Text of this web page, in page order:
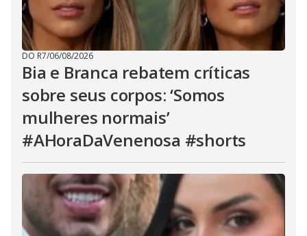
DO R7/06/08/2026
Bia e Branca rebatem críticas
sobre seus corpos: ‘Somos
mulheres normais’
#AHoraDaVenenosa #shorts